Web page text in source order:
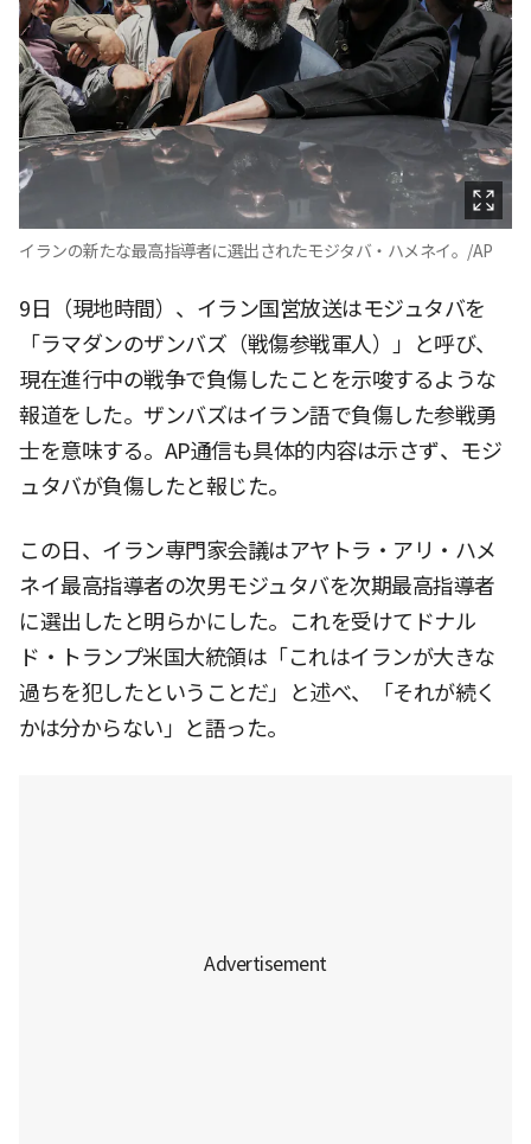
イランの新たな最高指導者に選出されたモジタバ・ハメネイ。/AP
9日（現地時間）、イラン国営放送はモジュタバを
「ラマダンのザンバズ（戦傷参戦軍人）」と呼び、
現在進行中の戦争で負傷したことを示唆するような
報道をした。ザンバズはイラン語で負傷した参戦勇
士を意味する。AP通信も具体的内容は示さず、モジ
ュタバが負傷したと報じた。
この日、イラン専門家会議はアヤトラ・アリ・ハメ
ネイ最高指導者の次男モジュタバを次期最高指導者
に選出したと明らかにした。これを受けてドナル
ド・トランプ米国大統領は「これはイランが大きな
過ちを犯したということだ」と述べ、「それが続く
かは分からない」と語った。